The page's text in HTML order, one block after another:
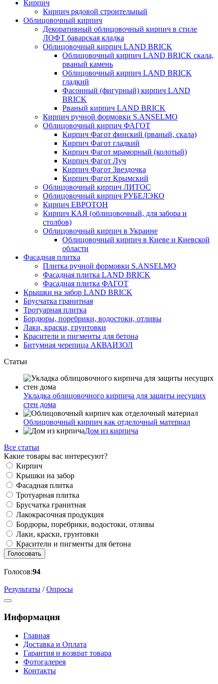
Кирпич
Кирпич рядовой строительный
Облицовочный кирпич
Декоративный облицовочный кирпич в стиле
ЛОФТ баварская кладка
Облицовочный кирпич LAND BRICK
Облицовочный кирпич LAND BRICK скала,
рваный камень
Облицовочный кирпич LAND BRICK
гладкий
Фасонный (фигурный) кирпич LAND
BRICK
Рваный кирпич LAND BRICK
Кирпич ручной формовки S.ANSELMO
Облицовочный кирпич ФАГОТ
Кирпич Фагот финский (рваный, скала)
Кирпич Фагот гладкий
Кирпич Фагот мраморный (колотый)
Кирпич Фагот Луч
Кирпич Фагот Звездочка
Кирпич Фагот Крымский
Облицовочный кирпич ЛИТОС
Облицовочный кирпич РУБЕЛЭКО
Кирпич ЕВРОТОН
Кирпич КАЯ (облицовочный, для забора и
столбов)
Облицовочный кирпич в Украине
Облицовочный кирпич в Киеве и Киевской
области
Фасадная плитка
Плитка ручной формовки S.ANSELMO
Фасадная плитка LAND BRICK
Фасадная плитка ФАГОТ
Крышки на забор LAND BRICK
Брусчатка гранитная
Тротуарная плитка
Бордюры, поребрики, водостоки, отливы
Лаки, краски, грунтовки
Красители и пигменты для бетона
Битумная черепица АКВАИЗОЛ
Статьи
Укладка облицовочного кирпича для защиты несущих
стен дома
Облицовочный кирпич как отделочный материал
Дом из кирпича
Все статьи
Какие товары вас интересуют?
Кирпич
Крышки на забор
Фасадная плитка
Тротуарная плитка
Брусчатка гранитная
Лакокрасочная продукция
Бордюры, поребрики, водостоки, отливы
Лаки, краски, грунтовки
Красители и пигменты для бетона
Голосовать
Голосов:94
Результаты /Опросы
Информация
Главная
Доставка и Оплата
Гарантия и возврат товара
Фотогалерея
Контакты